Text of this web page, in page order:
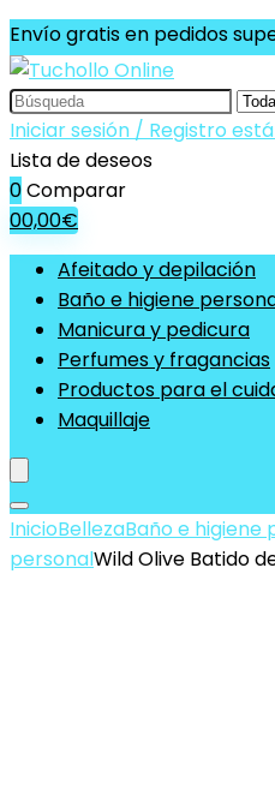
Envío gratis en pedidos
Search
for:
Iniciar sesión / Registro
Lista de deseos
0Comparar
00,00€
Afeitado y depilación
Baño e higiene
Manicura y pedicura
Perfumes y fragancias
Productos para el
Maquillaje
InicioBellezaBaño e higiene
personalWild Olive Batido